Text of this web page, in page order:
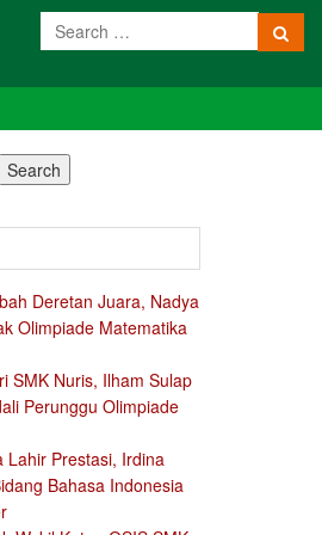
Deretan Juara, Nadya
Olimpiade Matematika
SMK Nuris, Ilham Sulap
Perunggu Olimpiade
Lahir Prestasi, Irdina
Bahasa Indonesia